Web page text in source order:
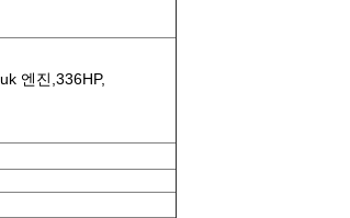
엔진,336HP,